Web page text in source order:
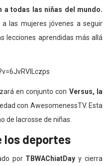
a todas las niñas del mundo.
a las mujeres jóvenes a seguir
lecciones aprendidas más allá
en conjunto con Versus, la
con AwesomenessTV. Esta
de lacrosse de niñas.
los deportes
por TBWAChiatDay y cierra